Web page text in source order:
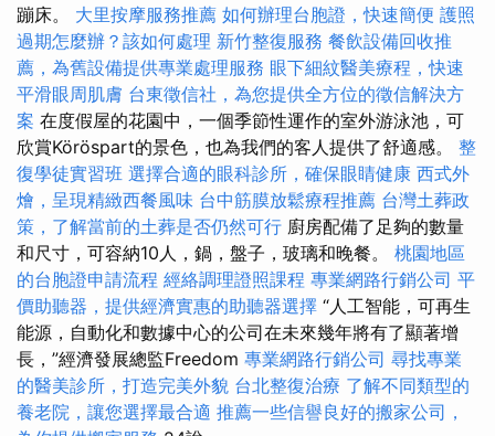
蹦床。 大里按摩服務推薦 如何辦理台胞證，快速簡便 護照
過期怎麼辦？該如何處理 新竹整復服務 餐飲設備回收推
薦，為舊設備提供專業處理服務 眼下細紋醫美療程，快速
平滑眼周肌膚 台東徵信社，為您提供全方位的徵信解決方
案 在度假屋的花園中，一個季節性運作的室外游泳池，可
欣賞Köröspart的景色，也為我們的客人提供了舒適感。 整
復學徒實習班 選擇合適的眼科診所，確保眼睛健康 西式外
燴，呈現精緻西餐風味 台中筋膜放鬆療程推薦 台灣土葬政
策，了解當前的土葬是否仍然可行 廚房配備了足夠的數量
和尺寸，可容納10人，鍋，盤子，玻璃和晚餐。 桃園地區
的台胞證申請流程 經絡調理證照課程 專業網路行銷公司 平
價助聽器，提供經濟實惠的助聽器選擇 “人工智能，可再生
能源，自動化和數據中心的公司在未來幾年將有了顯著增
長，”經濟發展總監Freedom 專業網路行銷公司 尋找專業
的醫美診所，打造完美外貌 台北整復治療 了解不同類型的
養老院，讓您選擇最合適 推薦一些信譽良好的搬家公司，